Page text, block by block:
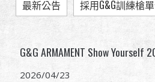
BB 彈
射擊訓練系列
最新公告 採用G&G訓練槍
G&G ARMAMENT Show Yourself
2026/04/23